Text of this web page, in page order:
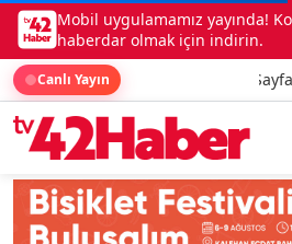
Mobil uygulamamız yayında!
haberdar olmak için indirin.
Canlı Yayın Ana Sayfa